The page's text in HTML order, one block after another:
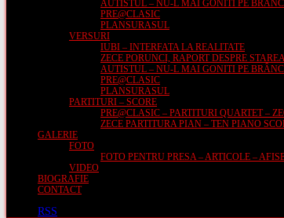
AUTISTUL – NU-L MAI GONITI PE
PRE@CLASIC
PLANSURASUL
VERSURI
IUBI – INTERFATA LA REALITATE
ZECE PORUNCI, RAPORT DESPRE
AUTISTUL – NU-L MAI GONITI PE
PRE@CLASIC
PLANSURASUL
PARTITURI – SCORE
PRE@CLASIC – PARTITURI QUARTET –
ZECE PARTITURA PIAN – TEN PIANO
GALERIE
FOTO
FOTO PENTRU PRESA – ARTICOLE –
VIDEO
BIOGRAFIE
CONTACT
RSS